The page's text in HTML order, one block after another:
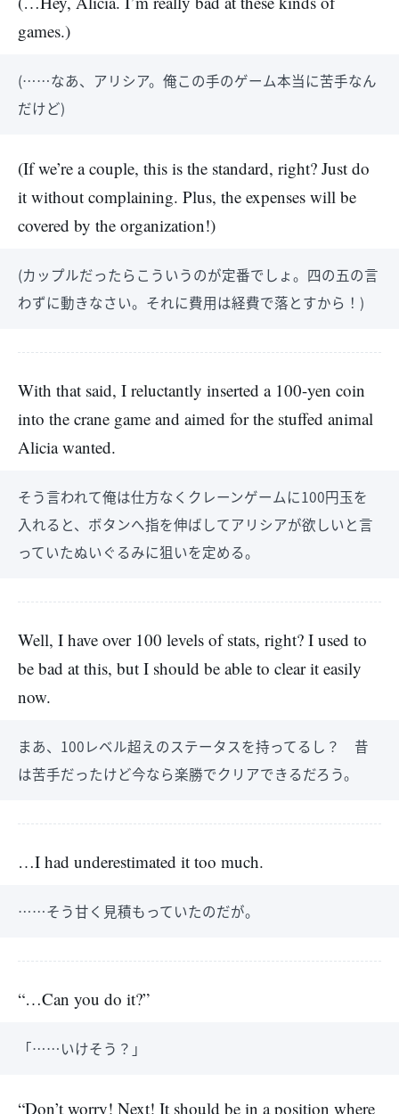
games.)
(……なあ、アリシア。俺この手のゲーム本当に苦手なん
だけど)
(If we’re a couple, this is the standard, right? Just do
it without complaining. Plus, the expenses will be
covered by the organization!)
(カップルだったらこういうのが定番でしょ。四の五の言
わずに動きなさい。それに費用は経費で落とすから！)
With that said, I reluctantly inserted a 100-yen coin
into the crane game and aimed for the stuffed animal
Alicia wanted.
そう言われて俺は仕方なくクレーンゲームに100円玉を
入れると、ボタンへ指を伸ばしてアリシアが欲しいと言
っていたぬいぐるみに狙いを定める。
Well, I have over 100 levels of stats, right? I used to
be bad at this, but I should be able to clear it easily
now.
まあ、100レベル超えのステータスを持ってるし？ 昔
は苦手だったけど今なら楽勝でクリアできるだろう。
…I had underestimated it too much.
……そう甘く見積もっていたのだが。
“…Can you do it?”
「……いけそう？」
“Don’t worry! Next! It should be in a position where